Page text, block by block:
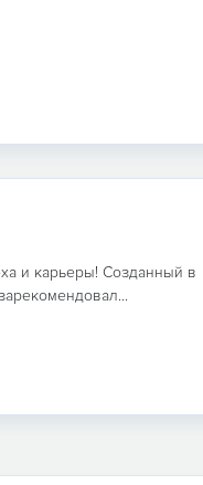
и карьеры! Созданный в